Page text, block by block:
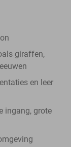
giraffen,
en leer
ingang, grote